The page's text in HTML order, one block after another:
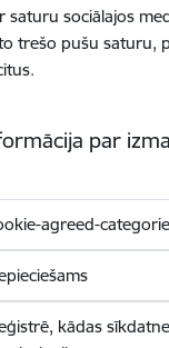
saturu sociālajos
trešo pušu saturu,
par
agreed-
kādas